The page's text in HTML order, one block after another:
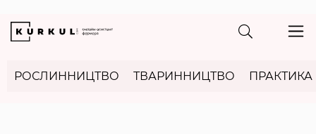
РОСЛИННИЦТВО ТВАРИННИЦТВО ПРАКТИКА